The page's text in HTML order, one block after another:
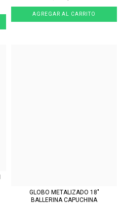
GLOBO METALIZADO 18"
BALLERINA CAPUCHINA